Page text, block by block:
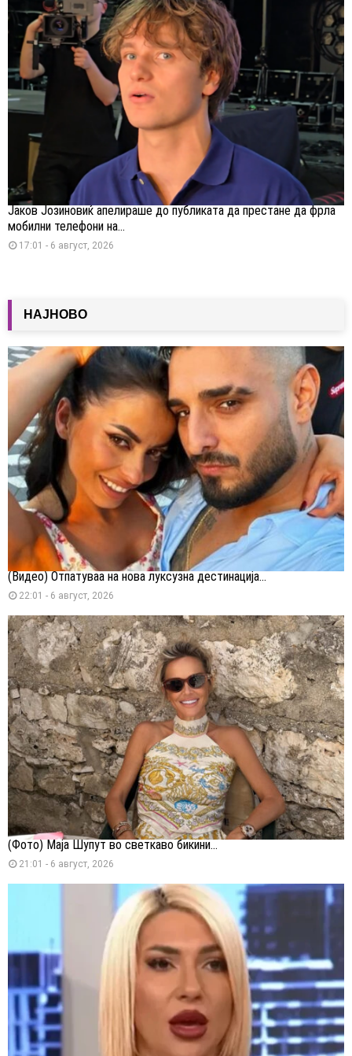
Јаков Јозиновиќ апелираше до публиката да престане да фрла
мобилни телефони на...
17:01 - 6 август, 2026
НАЈНОВО
(Видео) Отпатуваа на нова луксузна дестинација...
22:01 - 6 август, 2026
(Фото) Маја Шупут во светкаво бикини...
21:01 - 6 август, 2026